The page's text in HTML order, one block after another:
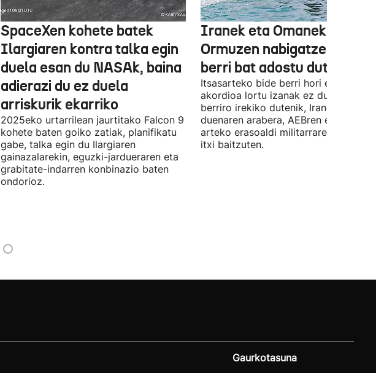
SpaceXen kohete batek
Ilargiaren kontra talka egin
duela esan du NASAk, baina
adierazi du ez duela
arriskurik ekarriko
2025eko urtarrilean jaurtitako Falcon 9
kohete baten goiko zatiak, planifikatu
gabe, talka egin du Ilargiaren
gainazalarekin, eguzki-jardueraren eta
grabitate-indarren konbinazio baten
ondorioz.
Iranek eta Omanek
Ormuzen nabigatzeko bide
berri bat adostu dute
Itsasarteko bide berri hori egiteko
akordioa lortu izanak ez du esan nahi
berriro irekiko dutenik, Iranek
duenaren arabera, AEBren eta
arteko erasoaldi militarraren
itxi baitzuten.
Gaurkotasuna